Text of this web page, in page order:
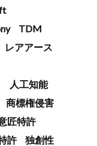
TDM
レアアース
人工知能
商標権侵害
匠特許
許
独創性